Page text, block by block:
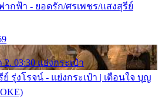
ากฟ้า - ยอดรัก/ศรเพชร/แสงสุรีย์
2. 03:30 แย่งกระเป๋า
รุ่งโรจน์ - แย่งกระเป๋า | เตือนใจ บุญ